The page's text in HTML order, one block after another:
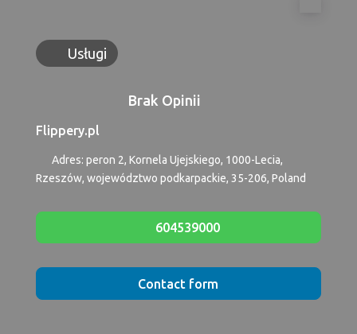
Usługi
Brak Opinii
Flippery.pl
Adres:peron 2, Kornela Ujejskiego, 1000-Lecia,
Rzeszów, województwo podkarpackie, 35-206, Poland
604539000
Contact form